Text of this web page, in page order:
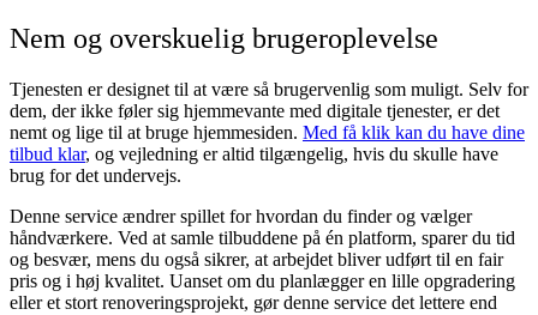
Nem og overskuelig brugeroplevelse
Tjenesten er designet til at være så brugervenlig som muligt. Selv for
dem, der ikke føler sig hjemmevante med digitale tjenester, er det
nemt og lige til at bruge hjemmesiden. Med få klik kan du have dine
tilbud klar, og vejledning er altid tilgængelig, hvis du skulle have
brug for det undervejs.
Denne service ændrer spillet for hvordan du finder og vælger
håndværkere. Ved at samle tilbuddene på én platform, sparer du tid
og besvær, mens du også sikrer, at arbejdet bliver udført til en fair
pris og i høj kvalitet. Uanset om du planlægger en lille opgradering
eller et stort renoveringsprojekt, gør denne service det lettere end